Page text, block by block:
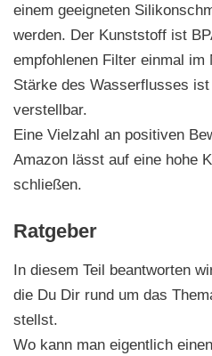
einem geeigneten
werden. Der Kunststoff ist
empfohlenen Filter einmal
Stärke des Wasserflusses
verstellbar.
Eine Vielzahl an positiven
Amazon lässt auf eine hohe
schließen.
Ratgeber
In diesem Teil beantworten
die Du Dir rund um das
stellst.
Wo kann man eigentlich